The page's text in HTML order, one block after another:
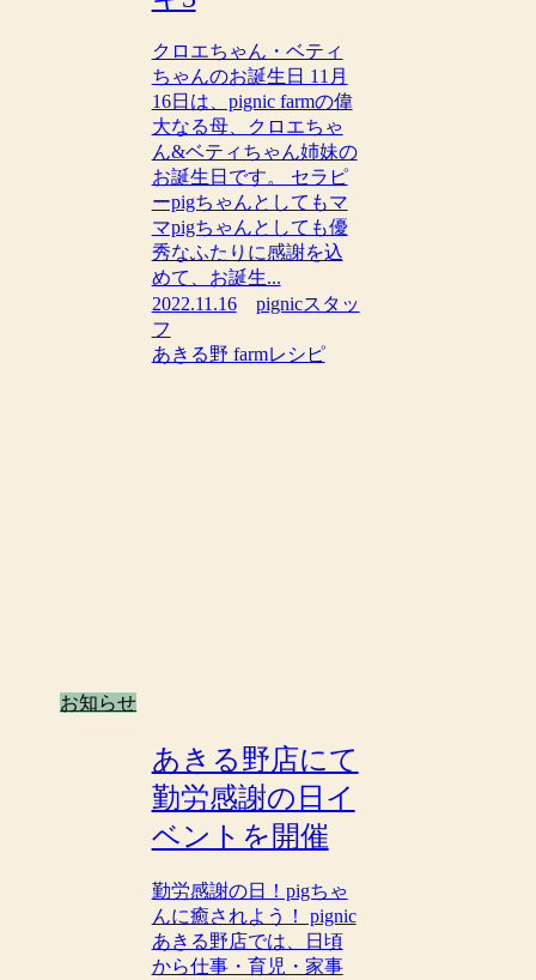
クロエちゃん・ベティ
ちゃんのお誕生日 11月
16日は、pignic farmの偉
大なる母、クロエちゃ
ん&ベティちゃん姉妹の
お誕生日です。 セラピ
ーpigちゃんとしてもマ
マpigちゃんとしても優
秀なふたりに感謝を込
めて、お誕生...
2022.11.16
pignicスタッ
フ
あきる野 farmレシピ
お知らせ
あきる野店にて
勤労感謝の日イ
ベントを開催
勤労感謝の日！pigちゃ
んに癒されよう！ pignic
あきる野店では、日頃
から仕事・育児・家事